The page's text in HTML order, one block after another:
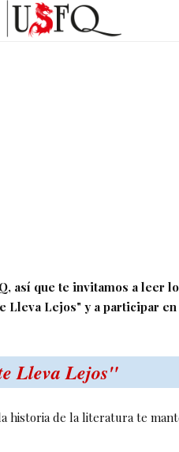
así que te invitamos a leer
Lleva Lejos" y a participar
Lleva Lejos"
historia de la literatura te